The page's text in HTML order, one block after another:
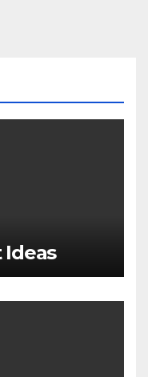
Ideas